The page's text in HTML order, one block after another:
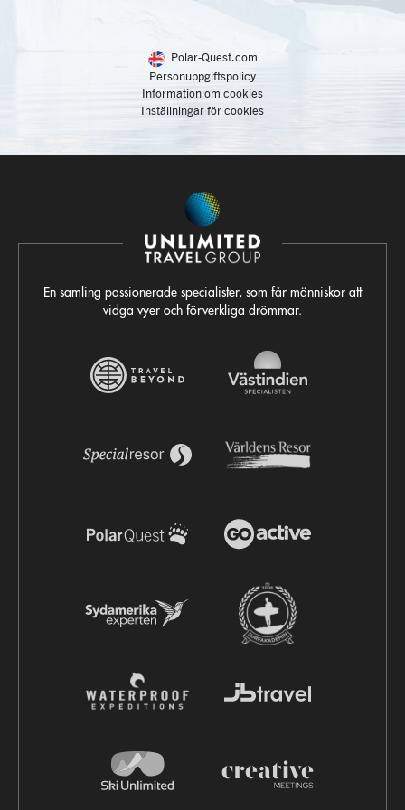
Polar-Quest.com
Personuppgiftspolicy
Information om cookies
Inställningar för cookies
En samling passionerade specialister, som får människor att
vidga vyer och förverkliga drömmar.